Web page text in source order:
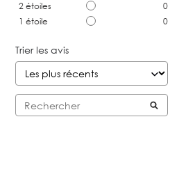
2 étoiles
0
1 étoile 0
Trier les avis